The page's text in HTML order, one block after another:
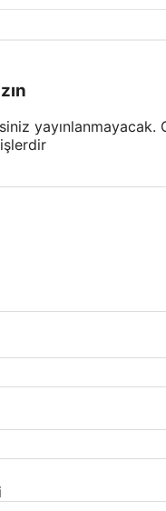
yayınlanmayacak.